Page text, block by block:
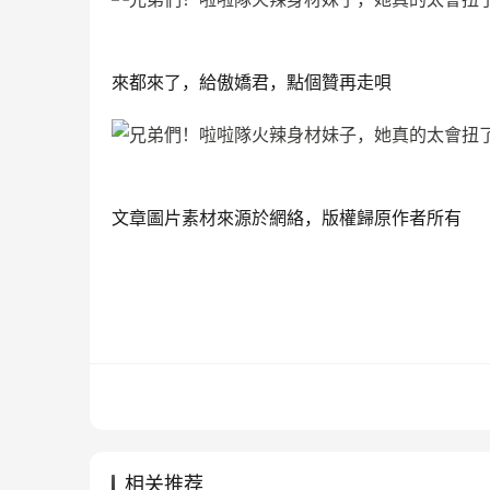
來都來了，給傲嬌君，點個贊再走唄
文章圖片素材來源於網絡，版權歸原作者所有
相关推荐